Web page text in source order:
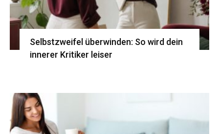
Selbstzweifel überwinden: So wird dein
innerer Kritiker leiser